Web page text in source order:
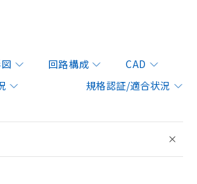
回路構成
CAD
規格認証/適合状況